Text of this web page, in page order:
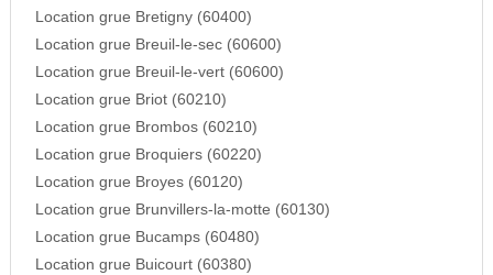
Location grue Bretigny (60400)
Location grue Breuil-le-sec (60600)
Location grue Breuil-le-vert (60600)
Location grue Briot (60210)
Location grue Brombos (60210)
Location grue Broquiers (60220)
Location grue Broyes (60120)
Location grue Brunvillers-la-motte (60130)
Location grue Bucamps (60480)
Location grue Buicourt (60380)